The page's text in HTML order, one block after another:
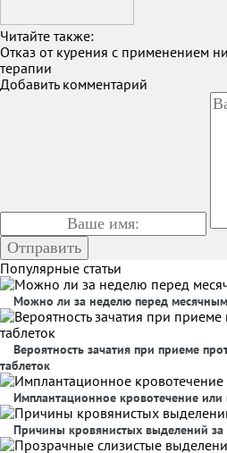
Читайте также:
Отказ от курения с применением
терапии
Добавить комментарий
Популярные статьи
Можно ли за неделю перед
Вероятность зачатия при приеме
таблеток
Имплантационное кровотечение или
Причины кровянистых выделений